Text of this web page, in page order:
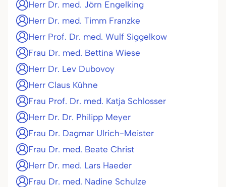
Herr Dr. med. Jörn Engelking
Herr Dr. med. Timm Franzke
Herr Prof. Dr. med. Wulf Siggelkow
Frau Dr. med. Bettina Wiese
Herr Dr. Lev Dubovoy
Herr Claus Kühne
Frau Prof. Dr. med. Katja Schlosser
Herr Dr. Dr. Philipp Meyer
Frau Dr. Dagmar Ulrich-Meister
Frau Dr. med. Beate Christ
Herr Dr. med. Lars Haeder
Frau Dr. med. Nadine Schulze